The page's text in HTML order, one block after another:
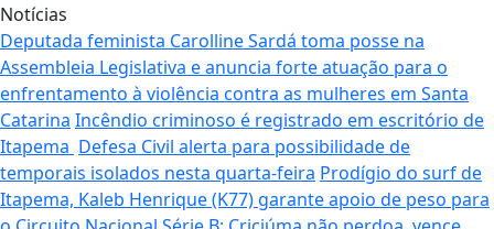
Notícias
Deputada feminista Carolline Sardá toma posse na
Assembleia Legislativa e anuncia forte atuação para o
enfrentamento à violência contra as mulheres em Santa
Catarina Incêndio criminoso é registrado em escritório de
Itapema Defesa Civil alerta para possibilidade de
temporais isolados nesta quarta-feira Prodígio do surf de
Itapema, Kaleb Henrique (K77) garante apoio de peso para